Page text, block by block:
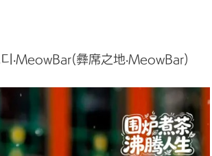
彝席之地·MeowBar)